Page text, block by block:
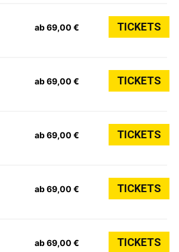
ab 69,00 € TICKETS
ab 69,00 € TICKETS
ab 69,00 € TICKETS
ab 69,00 € TICKETS
ab 69,00 € TICKETS